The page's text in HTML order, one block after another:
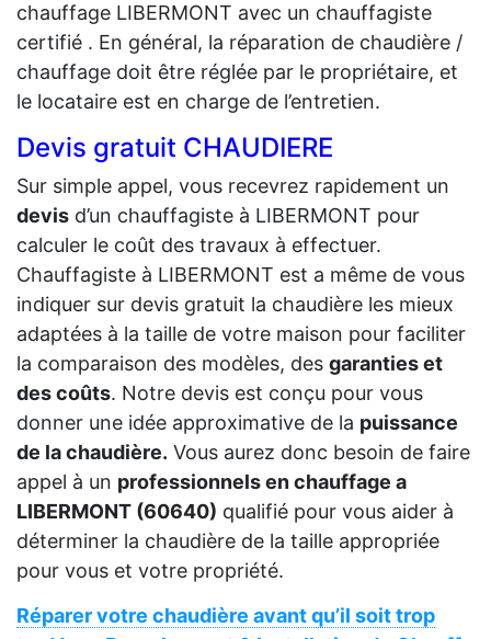
chauffage LIBERMONT avec un chauffagiste
certifié . En général, la réparation de chaudière /
chauffage doit être réglée par le propriétaire, et
le locataire est en charge de l’entretien.
Devis gratuit CHAUDIERE
Sur simple appel, vous recevrez rapidement un
devis d’un chauffagiste à LIBERMONT pour
calculer le coût des travaux à effectuer.
Chauffagiste à LIBERMONT est a même de vous
indiquer sur devis gratuit la chaudière les mieux
adaptées à la taille de votre maison pour faciliter
la comparaison des modèles, des garanties et
des coûts. Notre devis est conçu pour vous
donner une idée approximative de la puissance
de la chaudière. Vous aurez donc besoin de faire
appel à un professionnels en chauffage a
LIBERMONT (60640) qualifié pour vous aider à
déterminer la chaudière de la taille appropriée
pour vous et votre propriété.
Réparer votre chaudière avant qu’il soit trop